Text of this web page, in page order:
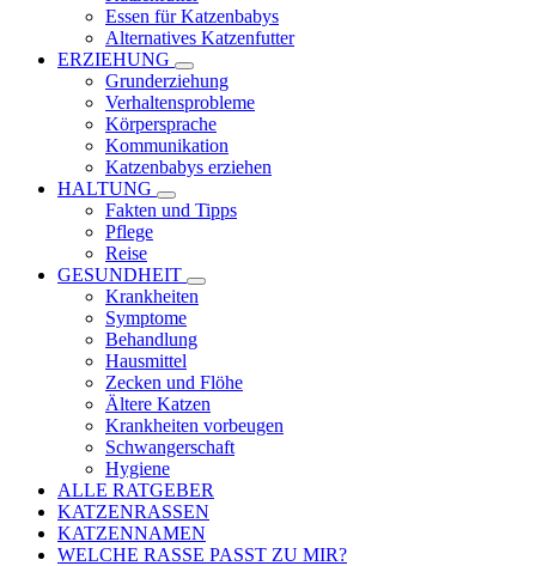
Essen für Katzenbabys
Alternatives Katzenfutter
ERZIEHUNG
Grunderziehung
Verhaltensprobleme
Körpersprache
Kommunikation
Katzenbabys erziehen
HALTUNG
Fakten und Tipps
Pflege
Reise
GESUNDHEIT
Krankheiten
Symptome
Behandlung
Hausmittel
Zecken und Flöhe
Ältere Katzen
Krankheiten vorbeugen
Schwangerschaft
Hygiene
ALLE RATGEBER
KATZENRASSEN
KATZENNAMEN
WELCHE RASSE PASST ZU MIR?